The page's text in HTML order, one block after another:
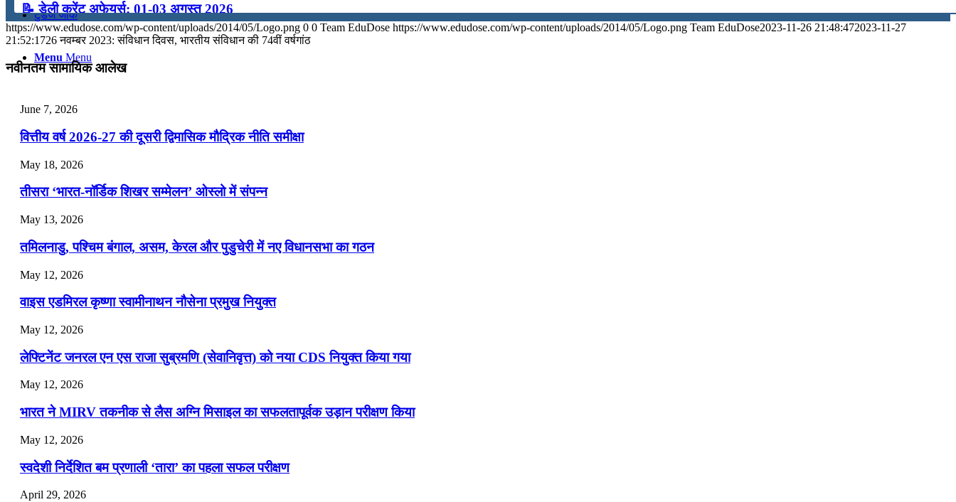
टुडेज जीके
Menu Menu
📝 डेली करेंट अफेयर्स: 01-03 अगस्त 2026
July 31, 2026
📝 डेली करेंट अफेयर्स: 28-31 जुलाई 2026
📝 डेली करेंट अफेयर्स: 25-27 जुलाई 2026
July 25, 2026
📝 डेली करेंट अफेयर्स: 22-24 जुलाई 2026
July 22, 2026
📝 डेली करेंट अफेयर्स: 19-21 जुलाई 2026
July 19, 2026
📝 डेली करेंट अफेयर्स: 16-18 जुलाई 2026
https://www.edudose.com/wp-content/uploads/2014/05/Logo.png 0 0 Team EduDose https://www.edudose.com/wp-content/uploads/2014/05/Logo.png Team EduDose2023-11-26 21:48:472023-11-27
21:52:1726 नवम्बर 2023: संविधान दिवस, भारतीय संविधान की 74वीं वर्षगांठ
नवीनतम सामायिक आलेख
June 7, 2026
वित्तीय वर्ष 2026-27 की दूसरी द्विमासिक मौद्रिक नीति समीक्षा
May 18, 2026
तीसरा ‘भारत-नॉर्डिक शिखर सम्मेलन’ ओस्लो में संपन्न
May 13, 2026
तमिलनाडु, पश्चिम बंगाल, असम, केरल और पुडुचेरी में नए विधानसभा का गठन
May 12, 2026
वाइस एडमिरल कृष्णा स्वामीनाथन नौसेना प्रमुख नियुक्त
May 12, 2026
लेफ्टिनेंट जनरल एन एस राजा सुब्रमणि (सेवानिवृत्त) को नया CDS नियुक्त किया गया
May 12, 2026
भारत ने MIRV तकनीक से लैस अग्नि मिसाइल का सफलतापूर्वक उड़ान परीक्षण किया
May 12, 2026
स्वदेशी निर्देशित बम प्रणाली ‘तारा’ का पहला सफल परीक्षण
April 29, 2026